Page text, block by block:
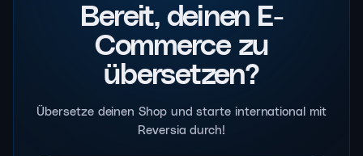
Bereit, deinen E-
Commerce zu
übersetzen?
Übersetze deinen Shop und starte international mit
Reversia durch!